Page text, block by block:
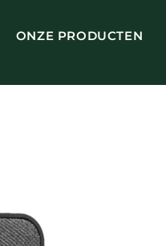
ONZE PRODUCTEN